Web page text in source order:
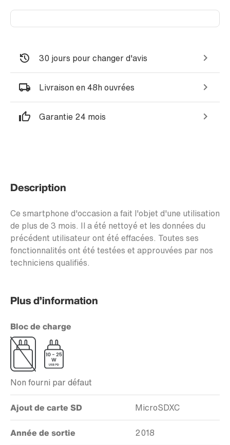
30 jours pour changer d'avis
Livraison en 48h ouvrées
Garantie 24 mois
Description
Ce smartphone d'occasion a fait l'objet d'une utilisation
de plus de 3 mois. Il a été nettoyé et les données du
précédent utilisateur ont été effacées. Toutes ses
fonctionnalités ont été testées et approuvées par nos
techniciens qualifiés.
Plus d’information
Bloc de charge
Non fourni par défaut
Ajout de carte SD MicroSDXC
Année de sortie 2018